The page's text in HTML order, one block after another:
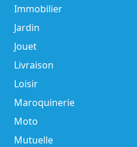
Immobilier
Jardin
Jouet
Livraison
Loisir
Maroquinerie
Moto
Mutuelle